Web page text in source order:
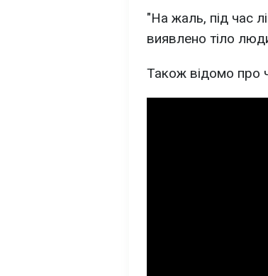
"На жаль, під час
виявлено тіло
Також відомо про